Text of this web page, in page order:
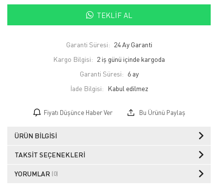
TEKLIF AL
Garanti Süresi: 24 Ay Garanti
Kargo Bilgisi: 2 iş günü içinde kargoda
Garanti Süresi: 6 ay
İade Bilgisi:
Fiyatı Düşünce Haber Ver Bu Ürünü Paylaş
ÜRÜN BILGISI
TAKSIT SEÇENEKLERI
YORUMLAR (0)